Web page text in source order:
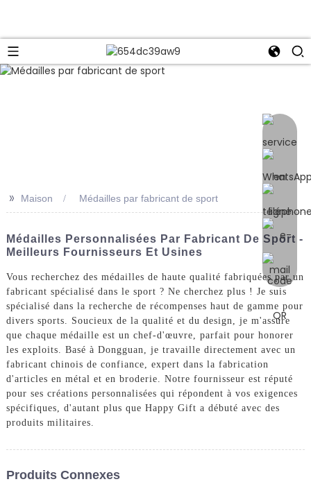
>> Maison Médailles par fabricant de sport
Médailles Personnalisées Par Fabricant De Sport -
Meilleurs Fournisseurs Et Usines
Vous recherchez des médailles de haute qualité fabriquées par un
fabricant spécialisé dans le sport ? Ne cherchez plus ! Je suis
spécialisé dans la recherche de récompenses haut de gamme pour
divers sports. Soucieux de la qualité et du design, je m'assure
que chaque médaille est un chef-d'œuvre, parfait pour honorer
les exploits. Basé à Dongguan, je travaille directement avec un
fabricant chinois de confiance, expert dans la fabrication
d'articles en métal et en broderie. Notre fournisseur est réputé
pour ses créations personnalisées qui répondent à vos exigences
spécifiques, d'autant plus que Happy Gift a débuté avec des
produits militaires.
Produits Connexes